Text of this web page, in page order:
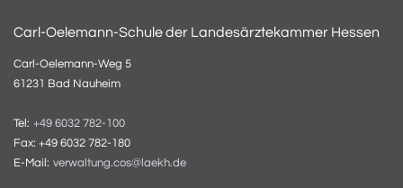
Carl-Oelemann-Schule der Landesärztekammer Hessen
Carl-Oelemann-Weg 5
61231 Bad Nauheim
Tel: +49 6032 782-100
Fax: +49 6032 782-180
E-Mail: verwaltung.cos@laekh.de